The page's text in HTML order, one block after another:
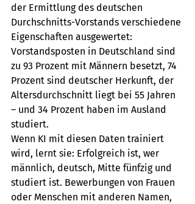
der Ermittlung des deutschen
Durchschnitts-Vorstands verschiedene
Eigenschaften ausgewertet:
Vorstandsposten in Deutschland sind
zu 93 Prozent mit Männern besetzt, 74
Prozent sind deutscher Herkunft, der
Altersdurchschnitt liegt bei 55 Jahren
– und 34 Prozent haben im Ausland
studiert.
Wenn KI mit diesen Daten trainiert
wird, lernt sie: Erfolgreich ist, wer
männlich, deutsch, Mitte fünfzig und
studiert ist. Bewerbungen von Frauen
oder Menschen mit anderen Namen,